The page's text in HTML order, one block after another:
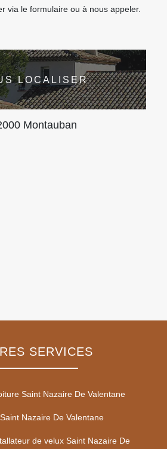
via le formulaire ou à nous appeler.
LOCALISER
Montauban
SERVICES
Saint Nazaire De Valentane
Nazaire De Valentane
de velux Saint Nazaire De